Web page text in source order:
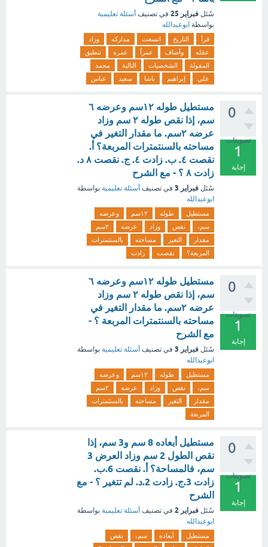
سُئل فبراير 25 في تصنيف أسئلة تعليمية
بواسطة ابوعبدالله
قرأ التاريخ اتسعت مداركه
وزاد
عقله
وأضاف عمراً عمره
تنطبق
المقولة
الشخصيات التالية
محمد
علي
إبراهيم باشا سعيد عباس
0
تصويتات
1
إجابة
مستطيل طوله ۱۲سم وعرضه ٦
سم، إذا نقص طوله ٢ سم وزاد
عرضه ۲سم. ما مقدار التغير في
مساحته بالسنتمترات المربعة؟ أ.
نقصت ٤. ب. زادت ٤. ج. نقصت ۸ د.
زادت ۸ ؟ - مع الشرح
سُئل فبراير 3 في تصنيف أسئلة تعليمية بواسطة
ابوعبدالله
مستطيل طوله ۱۲سم
وعرضه
سم،
نقص وزاد عرضه
۲سم
مقدار
التغير مساحته
بالسنتمترات
المربعة؟
نقصت زادت
0
تصويتات
1
إجابة
مستطيل طوله ۱۲سم وعرضه ٦
سم، إذا نقص طوله ٢ سم وزاد
عرضه ۲سم. ما مقدار التغير في
مساحته بالسنتمترات المربعة ؟ -
مع الشرح
سُئل فبراير 3 في تصنيف أسئلة تعليمية بواسطة
ابوعبدالله
مستطيل طوله ۱۲سم
وعرضه
سم،
نقص وزاد عرضه
۲سم
مقدار
التغير مساحته
بالسنتمترات
المربعة
0
تصويتات
1
إجابة
مستطيل أبعاده 8 سم و3 سم، إذا
نقص الطول 2 سم وزاد العرض 3
سم، فالمساحة؟ أ. نقصت 6.ب.
زادت 3.ج. زادت 2.د. لم تتغير ؟ - مع
الشرح
سُئل فبراير 2 في تصنيف أسئلة تعليمية بواسطة
ابوعبدالله
مستطيل أبعاده سم،
نقص